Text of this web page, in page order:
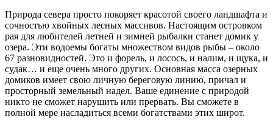
Природа севера просто покоряет красотой своего ландшафта и
сочностью хвойных лесных массивов. Настоящим островком
рая для любителей летней и зимней рыбалки станет домик у
озера. Эти водоемы богаты множеством видов рыбы – около
67 разновидностей. Это и форель, и лосось, и налим, и щука, и
судак… и еще очень много других. Основная масса озерных
домиков имеет свою личную береговую линию, причал и
просторный земельный надел. Ваше единение с природой
никто не сможет нарушить или прервать. Вы сможете в
полной мере насладиться всеми богатствами этих широт.